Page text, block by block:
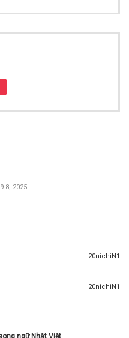
8, 2025
20nichiN1
20nichiN1
ngữ Nhật Việt